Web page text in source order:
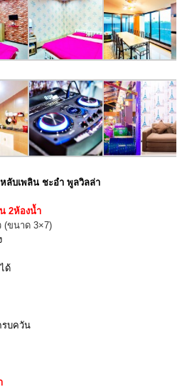
ลับเพลิน ชะอำ พูลวิลล่า
2ห้องน้ำ
(ขนาด 3×7)
ด้
รบควัน